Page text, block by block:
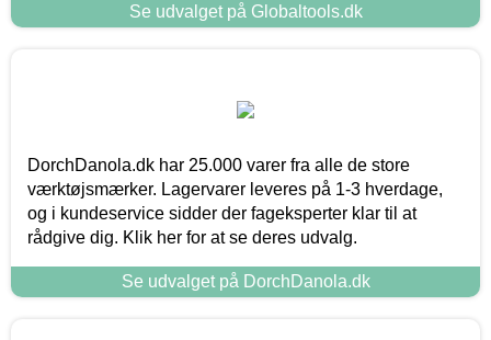
Se udvalget på Globaltools.dk
DorchDanola.dk har 25.000 varer fra alle de store
værktøjsmærker. Lagervarer leveres på 1-3 hverdage,
og i kundeservice sidder der fageksperter klar til at
rådgive dig. Klik her for at se deres udvalg.
Se udvalget på DorchDanola.dk